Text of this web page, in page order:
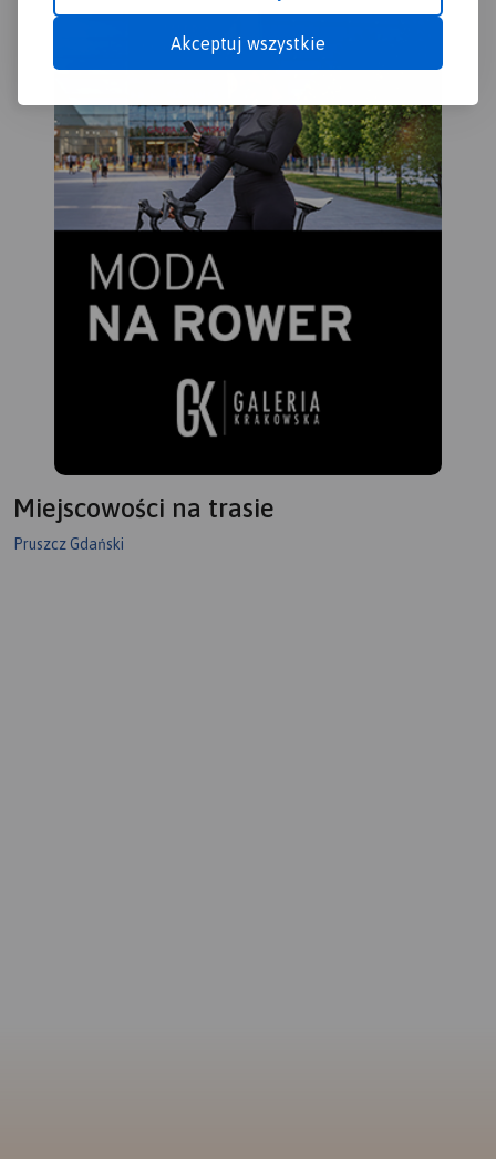
Akceptuj wszystkie
Miejscowości na trasie
Pruszcz Gdański